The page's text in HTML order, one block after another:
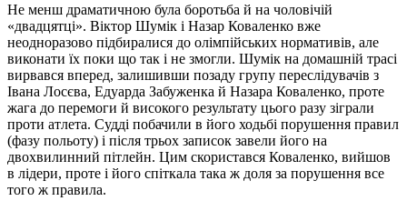
Не менш драматичною була боротьба й на чоловічій
«двадцятці». Віктор Шумік і Назар Коваленко вже
неодноразово підбиралися до олімпійських нормативів, але
виконати їх поки що так і не змогли. Шумік на домашній трасі
вирвався вперед, залишивши позаду групу переслідувачів з
Івана Лосєва, Едуарда Забуженка й Назара Коваленко, проте
жага до перемоги й високого результату цього разу зіграли
проти атлета. Судді побачили в його ходьбі порушення правил
(фазу польоту) і після трьох записок завели його на
двохвилинний пітлейн. Цим скористався Коваленко, вийшов
в лідери, проте і його спіткала така ж доля за порушення все
того ж правила.